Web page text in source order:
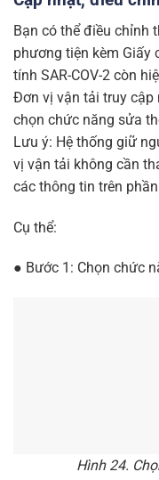
Bạn có thể điều chỉnh
phương tiện kèm Giấy
tính SAR-COV-2 còn
Đơn vị vận tải truy cập
chọn chức năng sửa
Lưu ý: Hệ thống giữ
vị vận tải không cần
các thông tin trên
Cụ thể:
● Bước 1: Chọn chức
Hình 24.